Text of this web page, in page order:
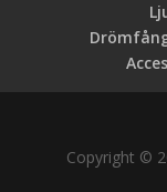
Copyright ©